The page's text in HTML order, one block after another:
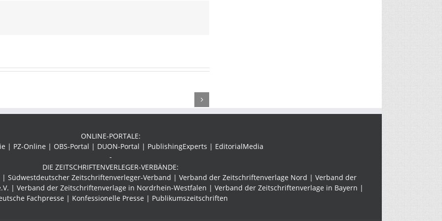
Ureigene
der
Verlage
an
ONLINE-PORTALE:
| PZ-Online | OBS-Portal | DUON-Portal | PublishingExperts | EditorialMedia
-
DIE ZEITSCHRIFTENVERLEGER-VERBÄNDE:
| Südwestdeutscher Zeitschriftenverleger-Verband | Verband der Zeitschriftenverlage Nord | Verband der
| Verband der Zeitschriftenverlage in Nordrhein-Westfalen | Verband der Zeitschriftenverlage in Bayern |
Fachpresse | Konfessionelle Presse | Publikumszeitschriften